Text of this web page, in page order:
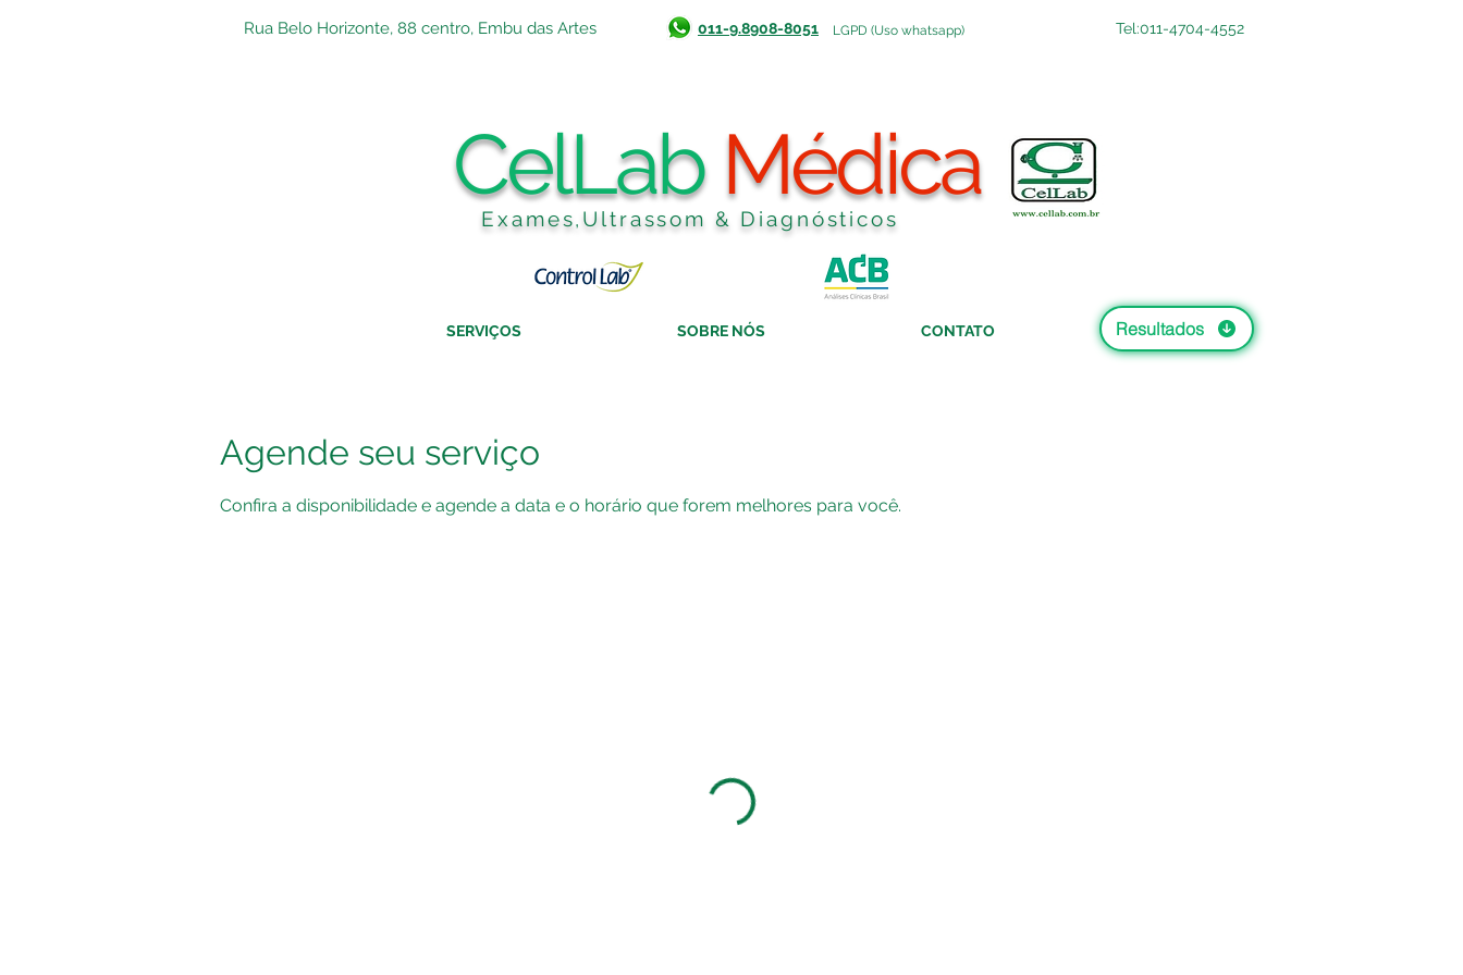
Rua Belo Horizonte, 88 centro, Embu das Artes 011-9.8908-8051 LGPD (Uso whatsapp) Tel:011-4704-4552
CelLab Médica
Exames,Ultrassom & Diagnósticos
SERVIÇOS SOBRE NÓS CONTATO Resultados
Agende seu serviço
Confira a disponibilidade e agende a data e o horário que forem melhores para você.